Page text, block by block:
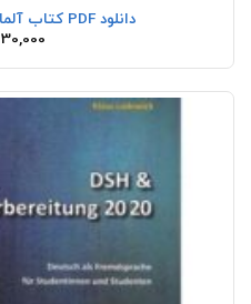
دانلود PDF کتاب آلمانی Einfach gut! A1
30,000